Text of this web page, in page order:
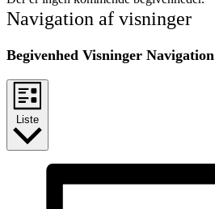
Navigation af visninger
Begivenhed Visninger Navigation
Liste